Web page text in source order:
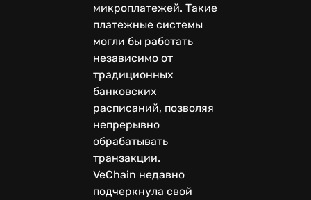
микроплатежей. Такие
платежные системы
могли бы работать
независимо от
традиционных
банковских
расписаний, позволяя
непрерывно
обрабатывать
транзакции.
VeChain недавно
подчеркнула свой